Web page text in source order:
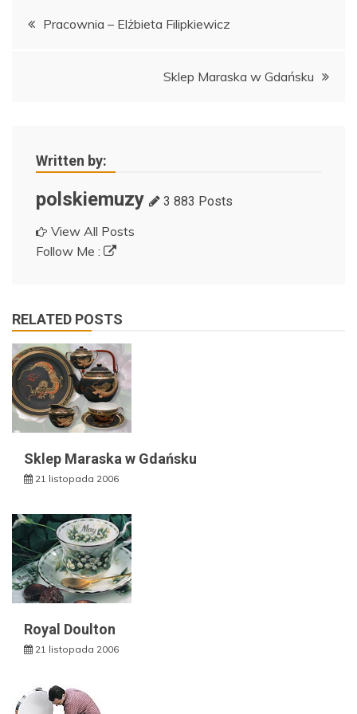
Nawigacja
Pracownia – Elżbieta Filipkiewicz
Sklep Maraska w Gdańsku
Written by:
polskiemuzy 3 883 Posts
View All Posts
Follow Me :
RELATED POSTS
Sklep Maraska w Gdańsku
21 listopada 2006
Royal Doulton
21 listopada 2006